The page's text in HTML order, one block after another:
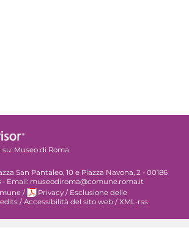
su: Museo di Roma
San Pantaleo, 10 e Piazza Navona, 2 - 00186
- Email: museodiroma@comune.roma.it
/ Privacy / Esclusione delle
/Accessibilità del sito web /XML-rss